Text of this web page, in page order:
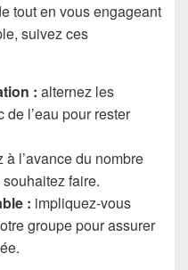
tout en vous engageant
suivez ces
: alternez les
l’eau pour rester
à l’avance du nombre
faire.
: impliquez-vous
groupe pour assurer